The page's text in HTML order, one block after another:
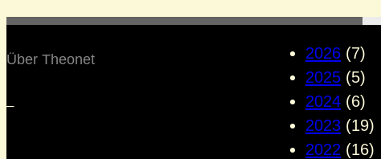
Über Theonet
–
2026 (7)
2025 (5)
2024 (6)
2023 (19)
2022 (16)